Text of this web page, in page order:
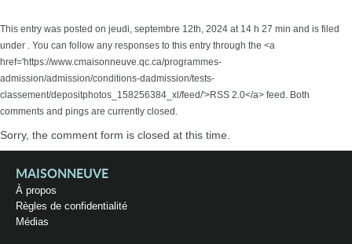
This entry was posted on jeudi, septembre 12th, 2024 at 14 h 27 min and is filed
under . You can follow any responses to this entry through the <a
href='https://www.cmaisonneuve.qc.ca/programmes-
admission/admission/conditions-dadmission/tests-
classement/depositphotos_158256384_xl/feed/'>RSS 2.0</a> feed. Both
comments and pings are currently closed.
Sorry, the comment form is closed at this time.
MAISONNEUVE
À propos
Règles de confidentialité
Médias